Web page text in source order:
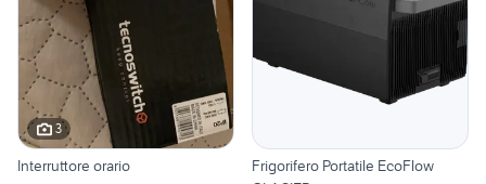
3
Interruttore orario
Frigorifero Portatile EcoFlow